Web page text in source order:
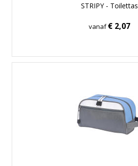
STRIPY - Toilettas
vanaf€ 2,07